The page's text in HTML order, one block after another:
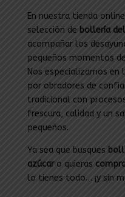
En nuestra tienda
selección de bollería
acompañar los
pequeños momentos
Nos especializamos en
por obradores de
tradicional con
frescura, calidad y un
pequeños.
Ya sea que busques
azúcaro quieras
lo tienes todo… ¡y sin